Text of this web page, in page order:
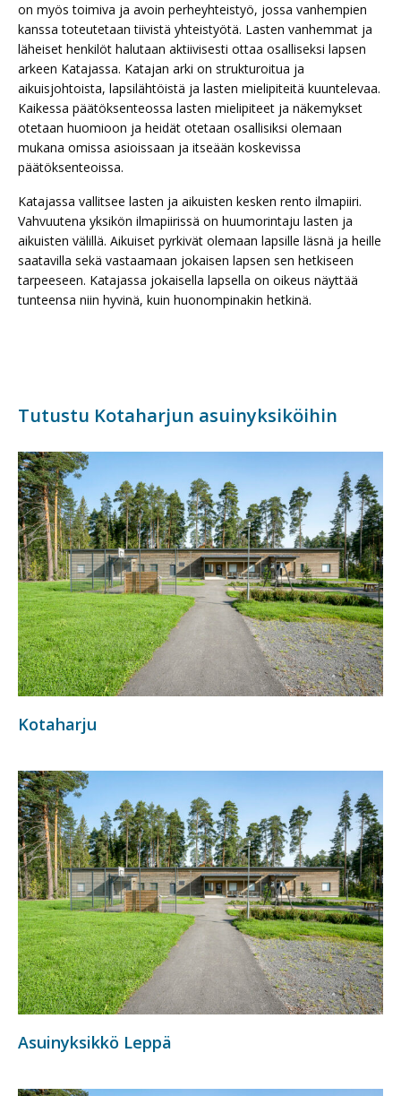
on myös toimiva ja avoin perheyhteistyö, jossa vanhempien
kanssa toteutetaan tiivistä yhteistyötä. Lasten vanhemmat ja
läheiset henkilöt halutaan aktiivisesti ottaa osalliseksi lapsen
arkeen Katajassa. Katajan arki on strukturoitua ja
aikuisjohtoista, lapsilähtöistä ja lasten mielipiteitä kuuntelevaa​.
Kaikessa päätöksenteossa lasten mielipiteet ja näkemykset
otetaan huomioon ja heidät otetaan osallisiksi olemaan
mukana omissa asioissaan ja itseään koskevissa
päätöksenteoissa.
Katajassa vallitsee lasten ja aikuisten kesken rento ilmapiiri.
Vahvuutena yksikön ilmapiirissä on huumorintaju lasten ja
aikuisten välillä. Aikuiset pyrkivät olemaan lapsille läsnä ja heille
saatavilla sekä vastaamaan jokaisen lapsen sen hetkiseen
tarpeeseen. Katajassa jokaisella lapsella on oikeus näyttää
tunteensa niin hyvinä, kuin huonompinakin hetkinä.
Tutustu Kotaharjun asuinyksiköihin
Kotaharju
Asuinyksikkö Leppä